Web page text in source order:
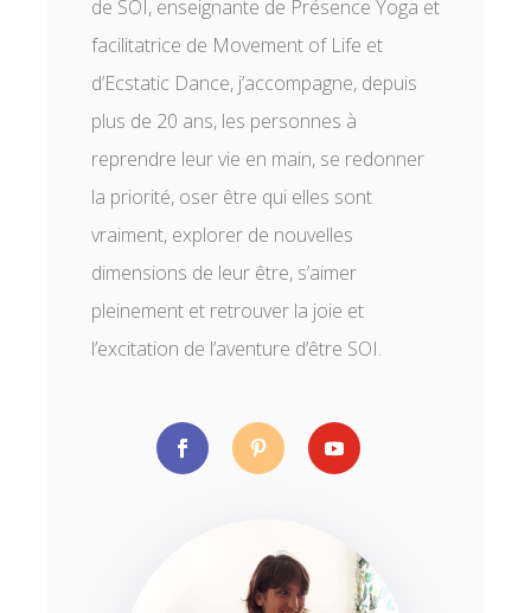
de SOI, enseignante de Présence Yoga et
facilitatrice de Movement of Life et
d’Ecstatic Dance, j’accompagne, depuis
plus de 20 ans, les personnes à
reprendre leur vie en main, se redonner
la priorité, oser être qui elles sont
vraiment, explorer de nouvelles
dimensions de leur être, s’aimer
pleinement et retrouver la joie et
l’excitation de l’aventure d’être SOI.